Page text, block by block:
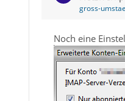
gross-
Noch eine